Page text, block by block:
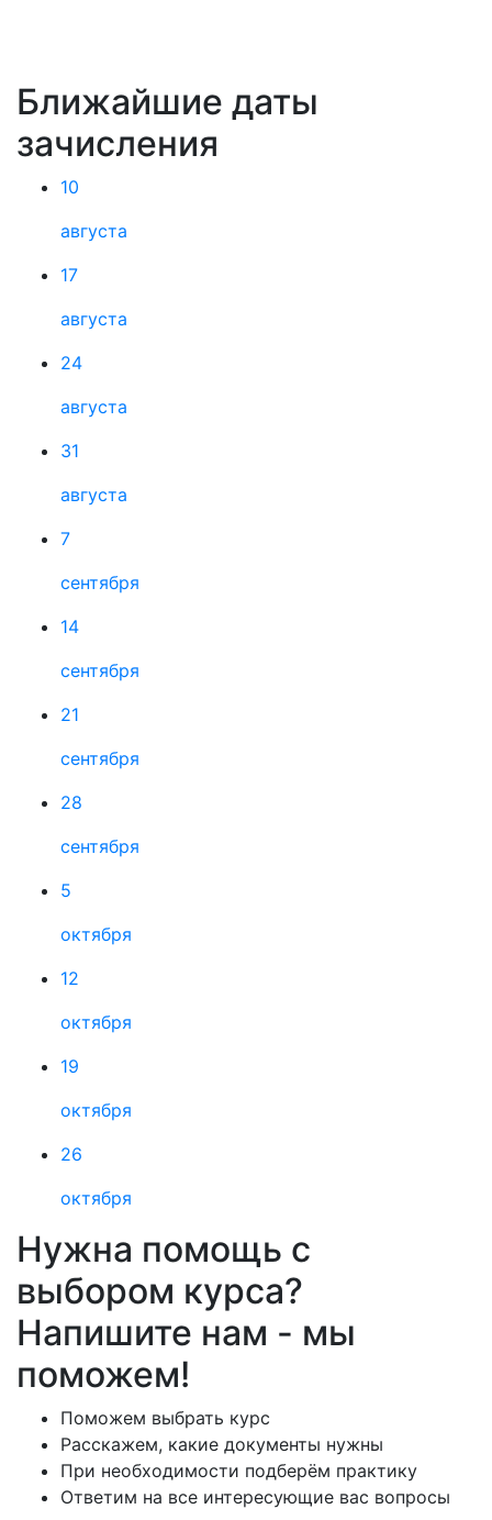
Ближайшие даты
зачисления
10
августа
17
августа
24
августа
31
августа
7
сентября
14
сентября
21
сентября
28
сентября
5
октября
12
октября
19
октября
26
октября
Нужна помощь с
выбором курса?
Напишите нам - мы
поможем!
Поможем выбрать курс
Расскажем, какие документы нужны
При необходимости подберём практику
Ответим на все интересующие вас вопросы